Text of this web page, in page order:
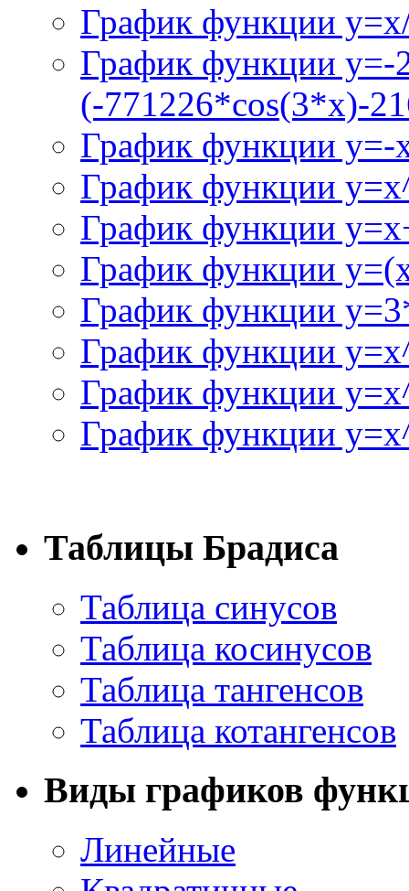
График функции
График функции y=-
(-771226*cos(3*x)-
График функции
График функции
График функции
График функции
График функции
График функции
График функции
График функции
Таблицы Брадиса
Таблица синусов
Таблица косинусов
Таблица тангенсов
Таблица котангенсов
Виды графиков
Линейные